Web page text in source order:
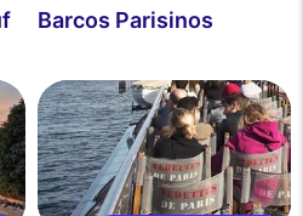
Barcos Parisinos